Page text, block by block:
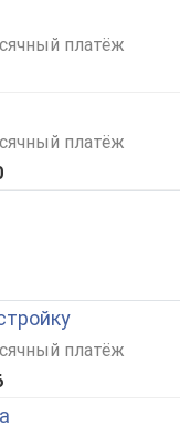
платёж
платёж
платёж